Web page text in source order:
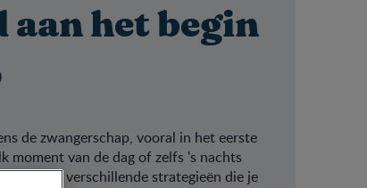
het begin
de zwangerschap, vooral in het eerste
moment van de dag of zelfs 's nachts
er zijn verschillende strategieën die je